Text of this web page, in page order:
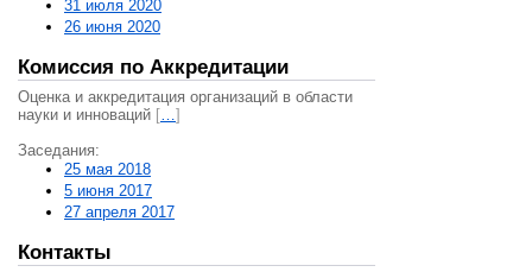
31 июля 2020
26 июня 2020
Комиссия по Аккредитации
Оценка и аккредитация организаций в области
науки и инноваций […]
Заседания:
25 мая 2018
5 июня 2017
27 апреля 2017
Контакты